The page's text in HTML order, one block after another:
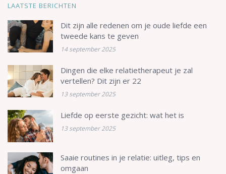
LAATSTE BERICHTEN
Dit zijn alle redenen om je oude liefde een
tweede kans te geven
14 september 2025
Dingen die elke relatietherapeut je zal
vertellen? Dit zijn er 22
13 september 2025
Liefde op eerste gezicht: wat het is
13 september 2025
Saaie routines in je relatie: uitleg, tips en
omgaan